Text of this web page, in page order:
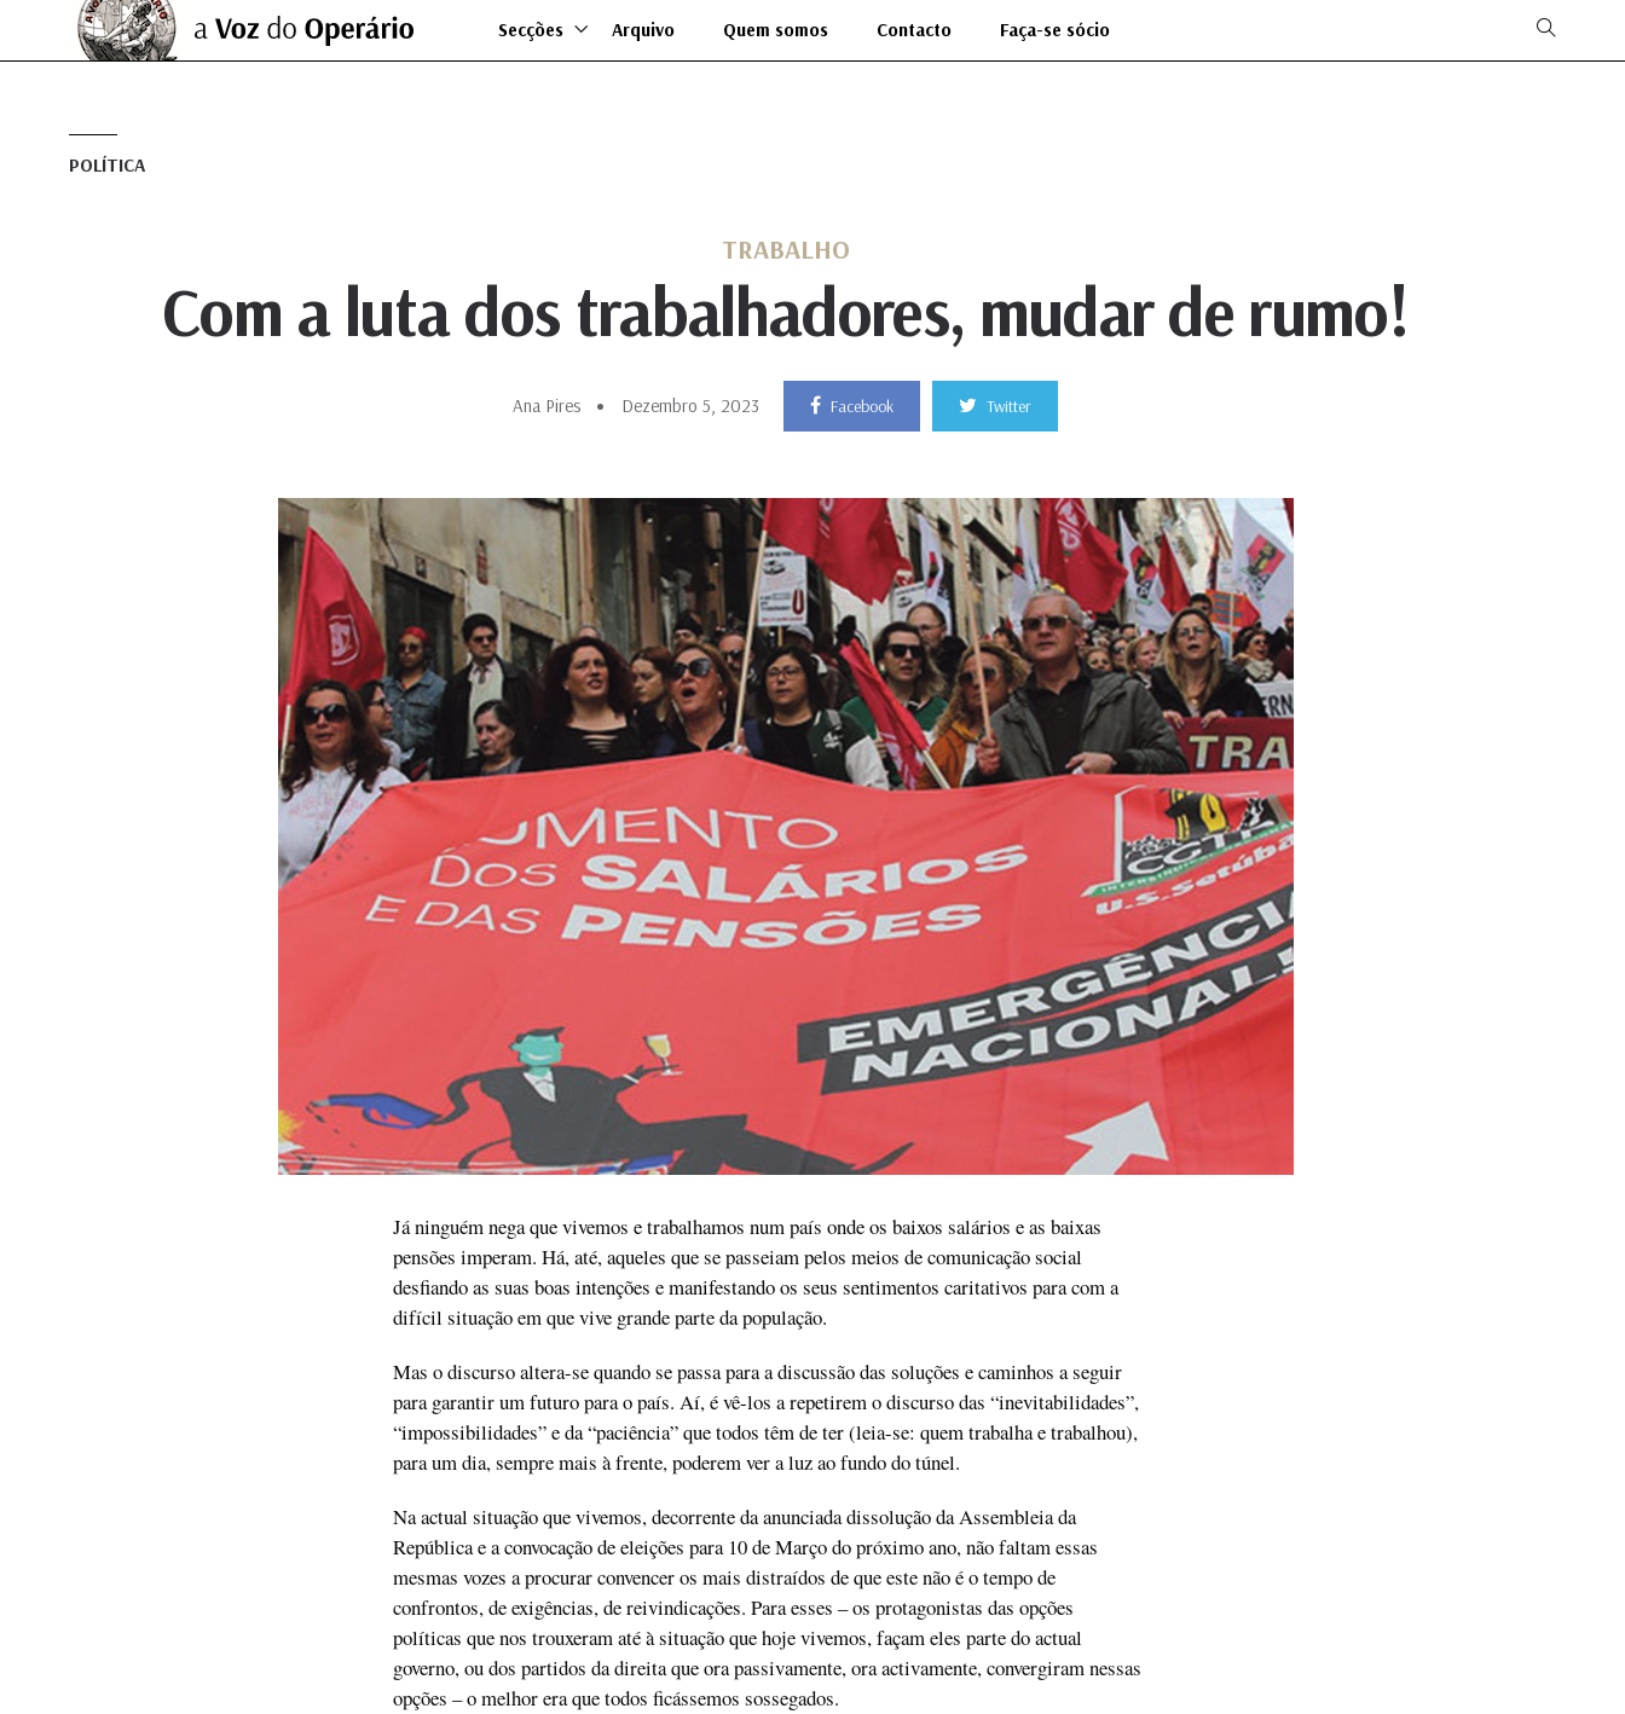
Secções Arquivo Quem somos Contacto Faça-se sócio
POLÍTICA
TRABALHO
Com a luta dos trabalhadores, mudar de rumo!
Ana Pires Dezembro 5, 2023 Facebook Twitter
Já ninguém nega que vivemos e trabalhamos num país onde os baixos salários e as baixas
pensões imperam. Há, até, aqueles que se passeiam pelos meios de comunicação social
desfiando as suas boas intenções e manifestando os seus sentimentos caritativos para com a
difícil situação em que vive grande parte da população.
Mas o discurso altera-se quando se passa para a discussão das soluções e caminhos a seguir
para garantir um futuro para o país. Aí, é vê-los a repetirem o discurso das “inevitabilidades”,
“impossibilidades” e da “paciência” que todos têm de ter (leia-se: quem trabalha e trabalhou),
para um dia, sempre mais à frente, poderem ver a luz ao fundo do túnel.
Na actual situação que vivemos, decorrente da anunciada dissolução da Assembleia da
República e a convocação de eleições para 10 de Março do próximo ano, não faltam essas
mesmas vozes a procurar convencer os mais distraídos de que este não é o tempo de
confrontos, de exigências, de reivindicações. Para esses – os protagonistas das opções
políticas que nos trouxeram até à situação que hoje vivemos, façam eles parte do actual
governo, ou dos partidos da direita que ora passivamente, ora activamente, convergiram nessas
opções – o melhor era que todos ficássemos sossegados.